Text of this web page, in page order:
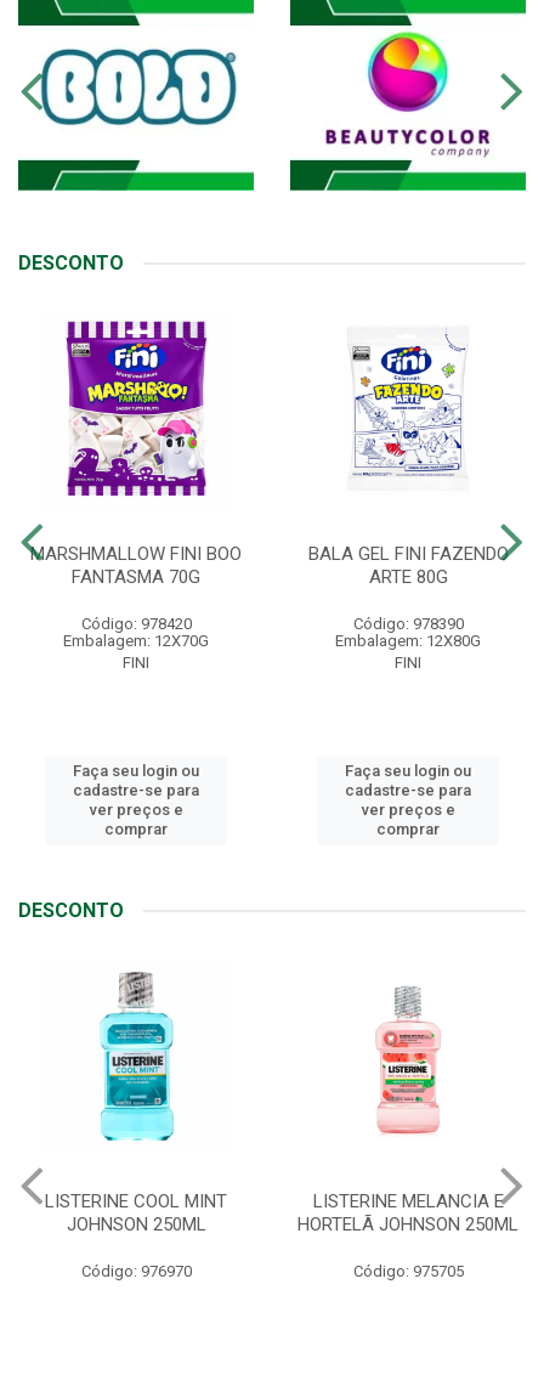
DESCONTO
MARSHMALLOW FINI BOO
FANTASMA 70G
Código: 978420
Embalagem: 12X70G
FINI
Faça seu login ou
cadastre-se para
ver preços e
comprar
BALA GEL FINI FAZENDO
ARTE 80G
Código: 978390
Embalagem: 12X80G
FINI
Faça seu login ou
cadastre-se para
ver preços e
comprar
DESCONTO
LISTERINE MELANCIA E
HORTELÃ JOHNSON 250ML
Código: 975705
ABSORVENTE SEMPRE
LIVRE ADAPT SUAVE
Código: 961997